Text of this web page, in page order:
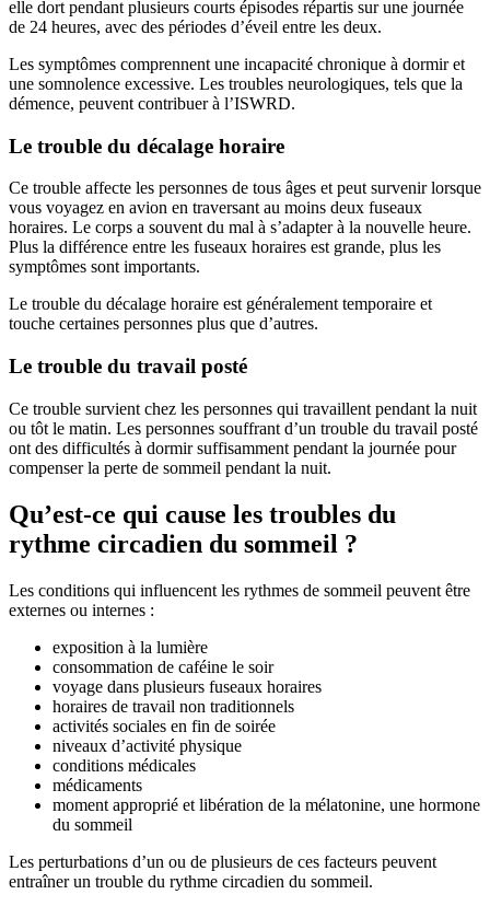
elle dort pendant plusieurs courts épisodes répartis sur une journée
de 24 heures, avec des périodes d’éveil entre les deux.
Les symptômes comprennent une incapacité chronique à dormir et
une somnolence excessive. Les troubles neurologiques, tels que la
démence, peuvent contribuer à l’ISWRD.
Le trouble du décalage horaire
Ce trouble affecte les personnes de tous âges et peut survenir lorsque
vous voyagez en avion en traversant au moins deux fuseaux
horaires. Le corps a souvent du mal à s’adapter à la nouvelle heure.
Plus la différence entre les fuseaux horaires est grande, plus les
symptômes sont importants.
Le trouble du décalage horaire est généralement temporaire et
touche certaines personnes plus que d’autres.
Le trouble du travail posté
Ce trouble survient chez les personnes qui travaillent pendant la nuit
ou tôt le matin. Les personnes souffrant d’un trouble du travail posté
ont des difficultés à dormir suffisamment pendant la journée pour
compenser la perte de sommeil pendant la nuit.
Qu’est-ce qui cause les troubles du
rythme circadien du sommeil ?
Les conditions qui influencent les rythmes de sommeil peuvent être
externes ou internes :
exposition à la lumière
consommation de caféine le soir
voyage dans plusieurs fuseaux horaires
horaires de travail non traditionnels
activités sociales en fin de soirée
niveaux d’activité physique
conditions médicales
médicaments
moment approprié et libération de la mélatonine, une hormone
du sommeil
Les perturbations d’un ou de plusieurs de ces facteurs peuvent
entraîner un trouble du rythme circadien du sommeil.